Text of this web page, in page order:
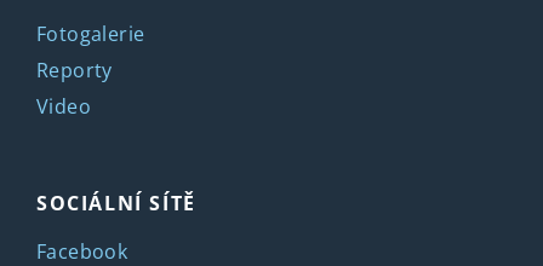
Fotogalerie
Reporty
Video
SOCIÁLNÍ SÍTĚ
Facebook